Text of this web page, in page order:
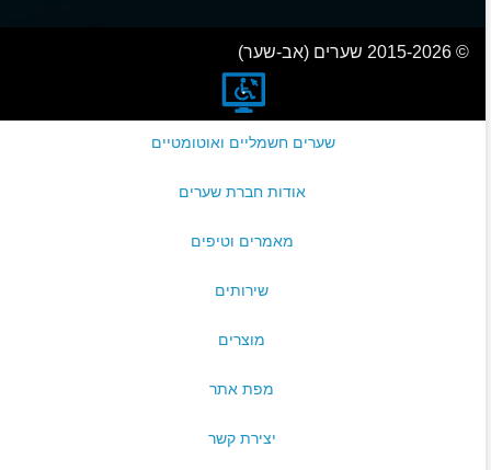
© 2015-2026 שערים (אב-שער)
שערים חשמליים ואוטומטיים
אודות חברת שערים
מאמרים וטיפים
שירותים
מוצרים
מפת אתר
יצירת קשר